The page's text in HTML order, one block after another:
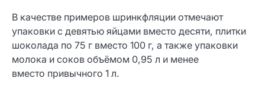
В качестве примеров шринкфляции отмечают
упаковки с девятью яйцами вместо десяти, плитки
шоколада по 75 г вместо 100 г, а также упаковки
молока и соков объёмом 0,95 л и менее
вместо привычного 1 л.